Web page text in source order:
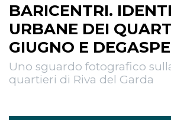
BARICENTRI.
URBANE DEI
GIUGNO E
Uno sguardo fotografico
quartieri di Riva del Garda